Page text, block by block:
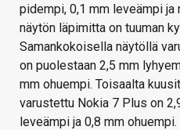
pidempi, 0,1 mm leveämpi ja
näytön läpimitta on tuuman
Samankokoisella näytöllä
on puolestaan 2,5 mm
mm ohuempi. Toisaalta
varustettu Nokia 7 Plus on
leveämpi ja 0,8 mm ohuempi.